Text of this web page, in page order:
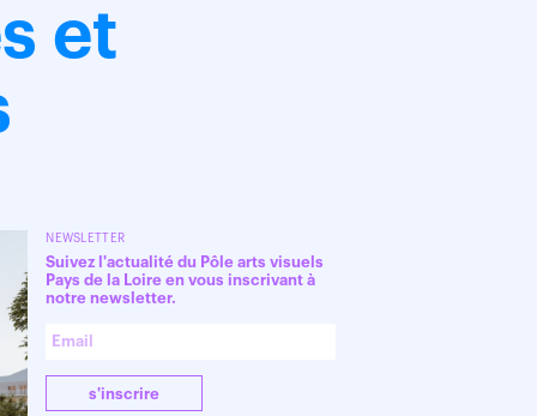
et
NEWSLETTER
Suivez l'actualité du Pôle arts visuels
Pays de la Loire en vous inscrivant à
notre newsletter.
s'inscrire